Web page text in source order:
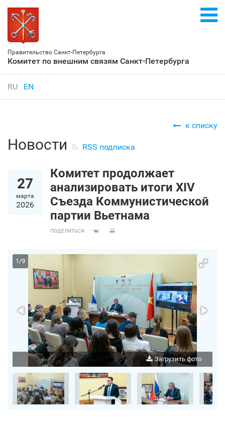
Правительство Санкт‑Петербурга
Комитет по внешним связям Санкт‑Петербурга
RU EN
к списку
Новости RSS подписка
27
марта
2026
Комитет продолжает
анализировать итоги XIV
Съезда Коммунистической
партии Вьетнама
ПОДЕЛИТЬСЯ:
Загрузить фото
1/9